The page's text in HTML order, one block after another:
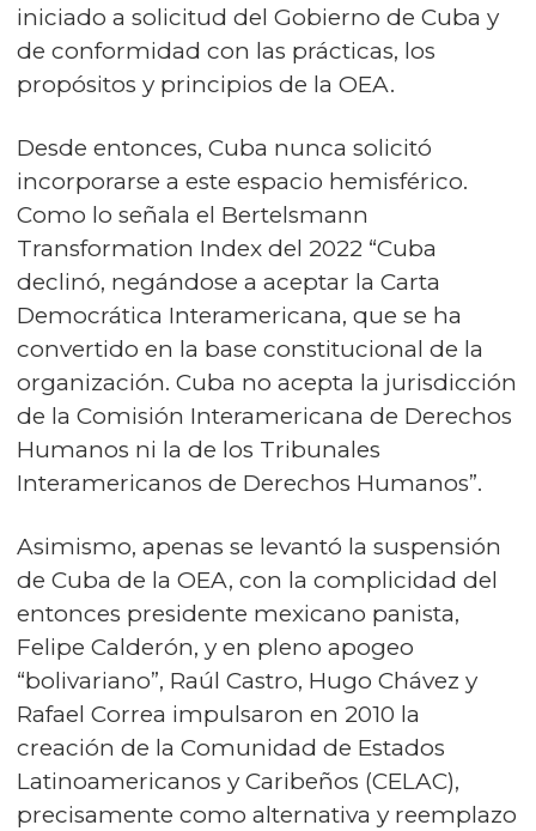
iniciado a solicitud del Gobierno de Cuba y
de conformidad con las prácticas, los
propósitos y principios de la OEA.
Desde entonces, Cuba nunca solicitó
incorporarse a este espacio hemisférico.
Como lo señala el Bertelsmann
Transformation Index del 2022 “Cuba
declinó, negándose a aceptar la Carta
Democrática Interamericana, que se ha
convertido en la base constitucional de la
organización. Cuba no acepta la jurisdicción
de la Comisión Interamericana de Derechos
Humanos ni la de los Tribunales
Interamericanos de Derechos Humanos”.
Asimismo, apenas se levantó la suspensión
de Cuba de la OEA, con la complicidad del
entonces presidente mexicano panista,
Felipe Calderón, y en pleno apogeo
“bolivariano”, Raúl Castro, Hugo Chávez y
Rafael Correa impulsaron en 2010 la
creación de la Comunidad de Estados
Latinoamericanos y Caribeños (CELAC),
precisamente como alternativa y reemplazo